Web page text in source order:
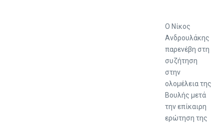
Ο Νίκος
Ανδρουλάκης
παρενέβη στη
συζήτηση
στην
ολομέλεια της
Βουλής μετά
την επίκαιρη
ερώτηση της